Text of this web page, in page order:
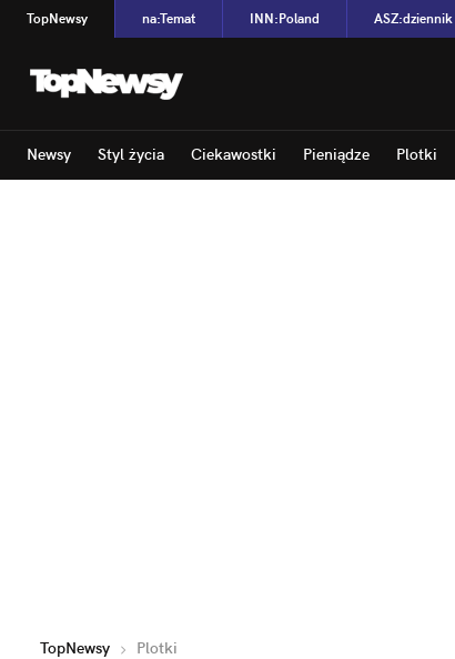
TopNewsy na:Temat INN:Poland ASZ:dziennik
Newsy Styl życia Ciekawostki Pieniądze Plotki
TopNewsy Plotki